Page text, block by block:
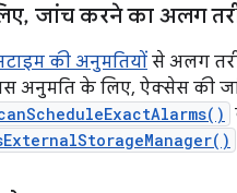
, जांच करने का अलग
की अनुमतियों से अलग
अनुमति के लिए, ऐक्सेस की